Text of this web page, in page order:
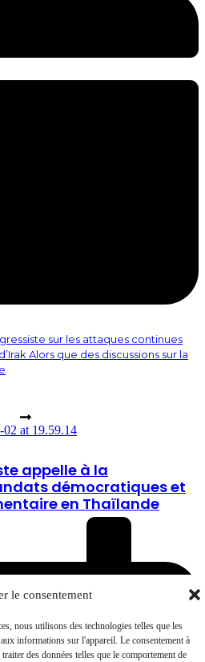
le consentement
nous utilisons des technologies telles que les
informations sur l'appareil. Le consentement à
des données telles que le comportement de
sur les attaques continues
Alors que des discussions sur la
appelle à la
démocratiques et
en Thaïlande